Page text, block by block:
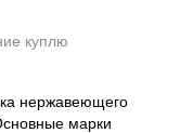
куплю
нержавеющего
марки